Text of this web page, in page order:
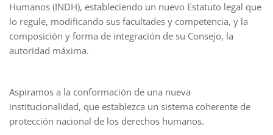
Humanos (INDH), estableciendo un nuevo Estatuto legal que
lo regule, modificando sus facultades y competencia, y la
composición y forma de integración de su Consejo, la
autoridad máxima.
Aspiramos a la conformación de una nueva
institucionalidad, que establezca un sistema coherente de
protección nacional de los derechos humanos.